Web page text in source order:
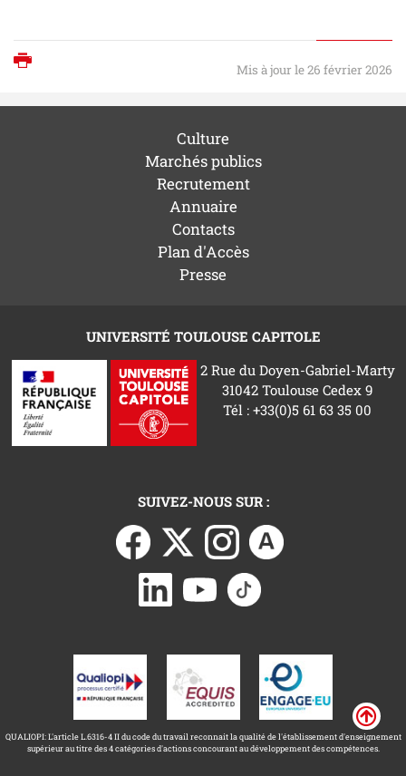
Mis à jour le 26 février 2026
Culture
Marchés publics
Recrutement
Annuaire
Contacts
Plan d'Accès
Presse
UNIVERSITÉ TOULOUSE CAPITOLE
2 Rue du Doyen-Gabriel-Marty
31042 Toulouse Cedex 9
Tél : +33(0)5 61 63 35 00
SUIVEZ-NOUS SUR :
QUALIOPI: L'article L.6316-4 II du code du travail reconnait la qualité de l'établissement d'enseignement
supérieur au titre des 4 catégories d'actions concourant au développement des compétences.